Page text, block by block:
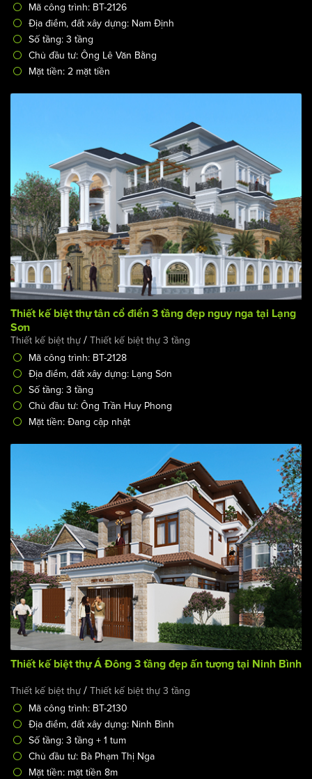
Mã công trình: BT-2126
Địa điểm, đất xây dựng: Nam Định
Số tầng: 3 tầng
Chủ đầu tư: Ông Lê Văn Bằng
Mặt tiền: 2 mặt tiền
Thiết kế biệt thự tân cổ điển 3 tầng đẹp nguy nga tại Lạng
Sơn
Thiết kế biệt thự / Thiết kế biệt thự 3 tầng
Mã công trình: BT-2128
Địa điểm, đất xây dựng: Lạng Sơn
Số tầng: 3 tầng
Chủ đầu tư: Ông Trần Huy Phong
Mặt tiền: Đang cập nhật
Thiết kế biệt thự Á Đông 3 tầng đẹp ấn tượng tại Ninh Bình
Thiết kế biệt thự / Thiết kế biệt thự 3 tầng
Mã công trình: BT-2130
Địa điểm, đất xây dựng: Ninh Bình
Số tầng: 3 tầng + 1 tum
Chủ đầu tư: Bà Phạm Thị Nga
Mặt tiền: mặt tiền 8m